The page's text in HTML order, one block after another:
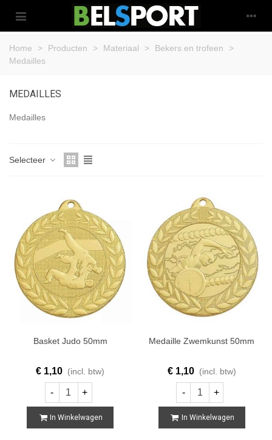
Home > Producten > Materiaal > Bekers en trofeen
>
Medailles
MEDAILLES
Medailles
Selecteer
Basket Judo 50mm
€ 1,10 (incl. btw)
- +
In Winkelwagen
Medaille Zwemkunst 50mm
€ 1,10 (incl. btw)
- +
In Winkelwagen